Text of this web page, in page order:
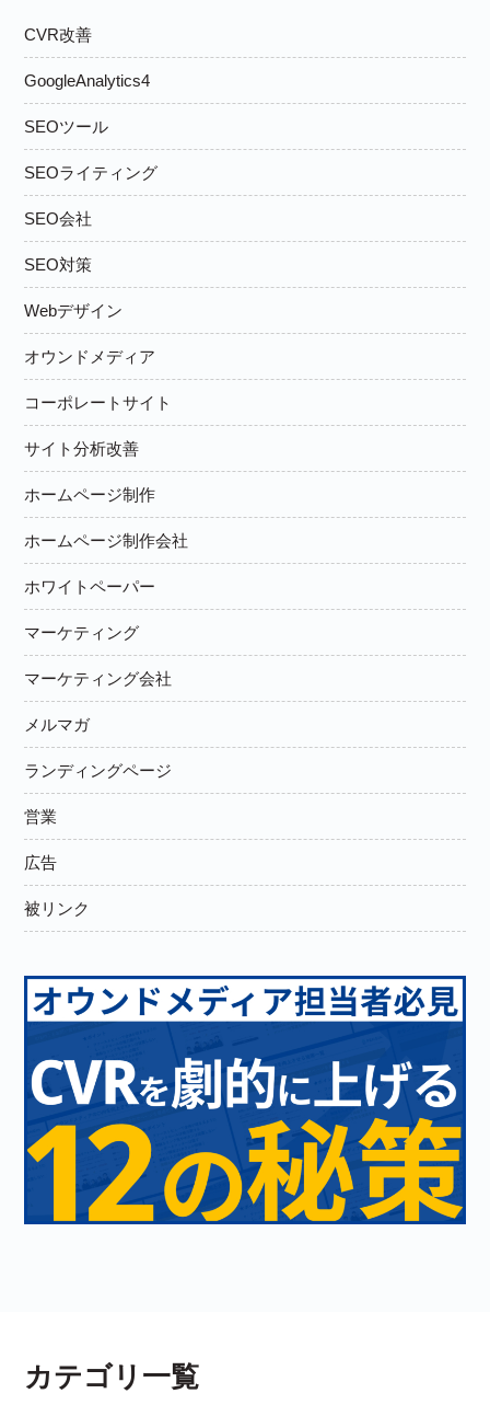
CVR改善
GoogleAnalytics4
SEOツール
SEOライティング
SEO会社
SEO対策
Webデザイン
オウンドメディア
コーポレートサイト
サイト分析改善
ホームページ制作
ホームページ制作会社
ホワイトペーパー
マーケティング
マーケティング会社
メルマガ
ランディングページ
営業
広告
被リンク
カテゴリ一覧